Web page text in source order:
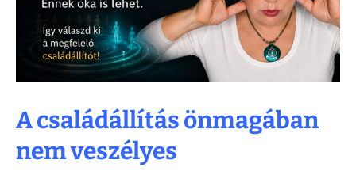
A családállítás önmagában
nem veszélyes